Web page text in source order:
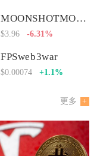
MOONSHOTMOONSHOT币
$3.96 -6.31%
FPSweb3war
$0.00074 +1.1%
更多